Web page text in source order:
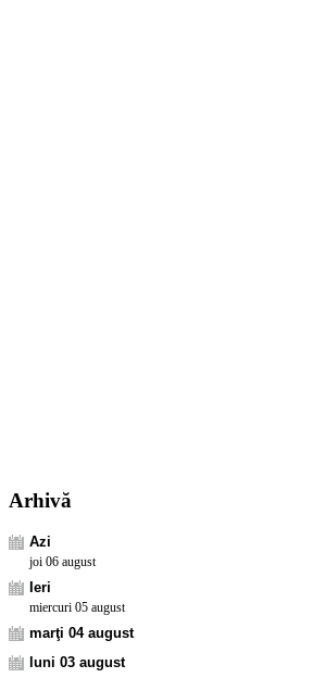
Arhivă
Azi
joi 06 august
Ieri
miercuri 05 august
marţi 04 august
luni 03 august